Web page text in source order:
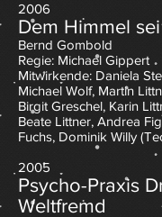
2006
Dem Himmel
Bernd Gombold
Regie: Michael Gippert
Mitwirkende: Daniela
Michael Wolf, Martin
Birgit Greschel, Karin
Beate Littner, Andrea
Fuchs, Dominik Willy
2005
Psycho-Praxis
Weltfremd